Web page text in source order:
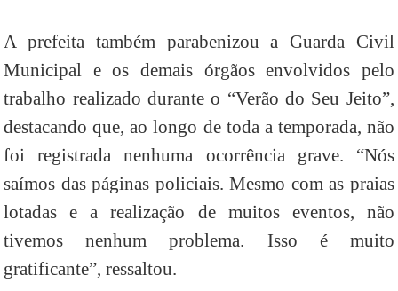
A prefeita também parabenizou a Guarda Civil
Municipal e os demais órgãos envolvidos pelo
trabalho realizado durante o “Verão do Seu Jeito”,
destacando que, ao longo de toda a temporada, não
foi registrada nenhuma ocorrência grave. “Nós
saímos das páginas policiais. Mesmo com as praias
lotadas e a realização de muitos eventos, não
tivemos nenhum problema. Isso é muito
gratificante”, ressaltou.